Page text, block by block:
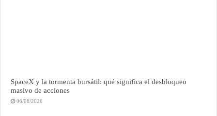
SpaceX y la tormenta bursátil: qué significa el desbloqueo
masivo de acciones
06/08/2026